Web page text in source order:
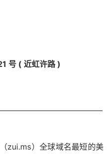
号 ( 近虹许路 )
zui.ms）全球域名最短的美